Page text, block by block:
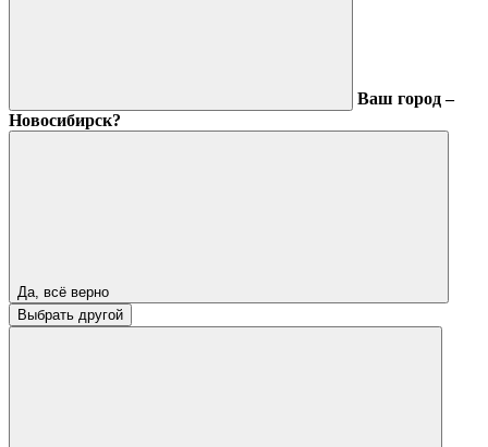
Ваш город –
Новосибирск?
Да, всё верно
Выбрать другой